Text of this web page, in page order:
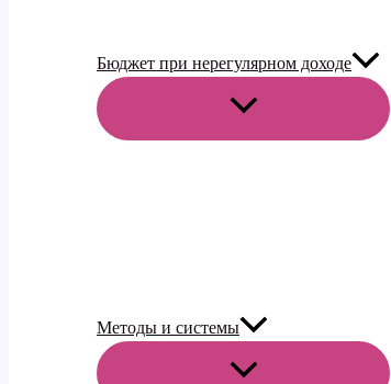
Бюджет при нерегулярном доходе
ПЕРЕКЛЮЧАТЕЛЬ
Методы и системы
ПЕРЕКЛЮЧАТЕЛЬ